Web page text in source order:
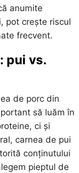
anumite
pot crește riscul
frecvent.
pui vs.
de porc din
să luăm în
ci și
carnea de pui
conținutului
pieptul de